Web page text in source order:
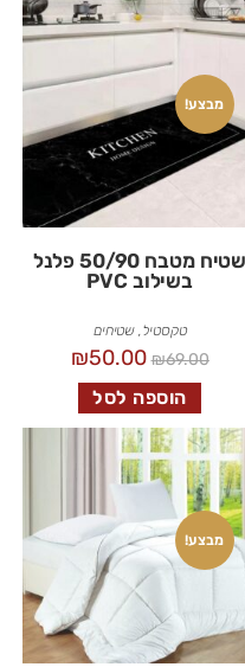
מבצע!
שטיח מטבח 50/90 פלנל
בשילוב PVC
טקסטיל שטיחים
₪69.00
₪50.00
הוספה לסל
מבצע!